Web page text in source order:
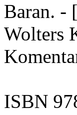
Baran. -
Wolters
ISBN